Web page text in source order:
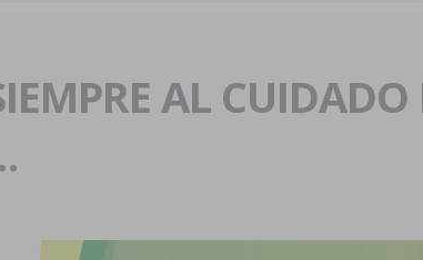
AL CUIDADO